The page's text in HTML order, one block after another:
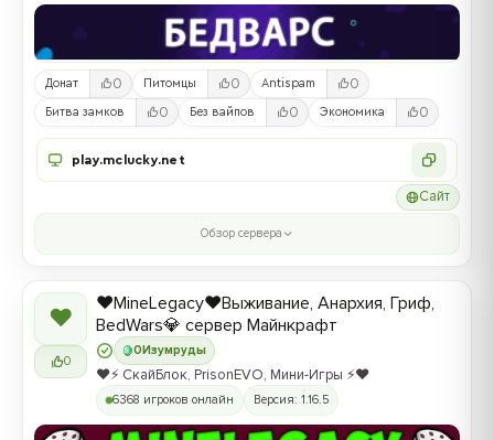
Донат 0 Питомцы 0 Antispam 0
Битва замков 0 Без вайпов 0 Экономика 0
play.mclucky.net
Сайт
Обзор сервера
❤
0
0 Изумруды
❤️MineLegacy❤️Выживание, Анархия, Гриф,
BedWars💎 сервер Майнкрафт
❤️⚡️ СкайБлок, PrisonEVO, Мини-Игры ⚡️❤️
6368 игроков онлайн Версия: 1.16.5